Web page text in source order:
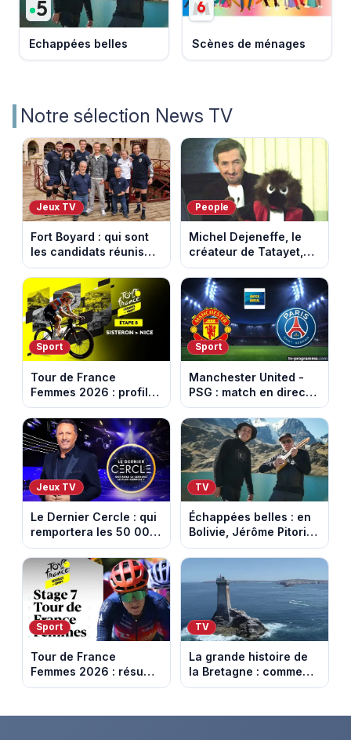
Echappées belles Scènes de ménages
Notre sélection News TV
Jeux TV
Fort Boyard : qui sont
les candidats réunis
par Cyril Féraud ce
samedi 8 août 2026 ?
People
Michel Dejeneffe, le
créateur de Tatayet,
est mort à 77 ans
Sport
Tour de France
Femmes 2026 : profil
et horaires de la 8e
étape entre Sisteron et
Nice
Sport
Manchester United -
PSG : match en direct
sur beIN Sports 1 à
17h00
Jeux TV
Le Dernier Cercle : qui
remportera les 50 000
euros face aux
personnalités ?
TV
Échappées belles : en
Bolivie, Jérôme Pitorin
découvre un pays où
chaque sommet se
mérite
Sport
Tour de France
Femmes 2026 : résumé
vidéo de la 7e étape
Mont Ventoux
TV
La grande histoire de
la Bretagne : comment
les Bretons ont
au fil des décennies